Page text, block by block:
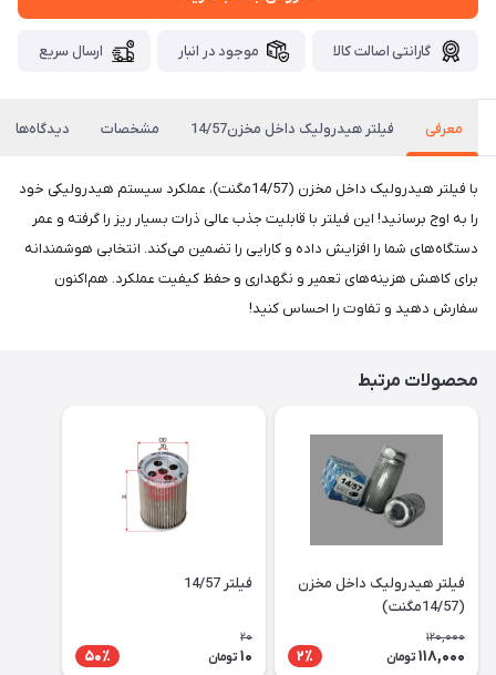
گارانتی اصالت کالا موجود در انبار ارسال سریع
معرفی فیلتر هیدرولیک داخل مخزن14/57 مشخصات دیدگاه‌ها
با فیلتر هیدرولیک داخل مخزن (14/57مگنت)، عملکرد سیستم هیدرولیکی خود
را به اوج برسانید! این فیلتر با قابلیت جذب عالی ذرات بسیار ریز را گرفته و عمر
دستگاه‌های شما را افزایش داده و کارایی را تضمین می‌کند. انتخابی هوشمندانه
برای کاهش هزینه‌های تعمیر و نگهداری و حفظ کیفیت عملکرد. هم‌اکنون
سفارش دهید و تفاوت را احساس کنید!
محصولات مرتبط
فیلتر هیدرولیک داخل مخزن
(14/57مگنت)
120,000
118,000 تومان 2٪
فیلتر 14/57
20
10 تومان 50٪